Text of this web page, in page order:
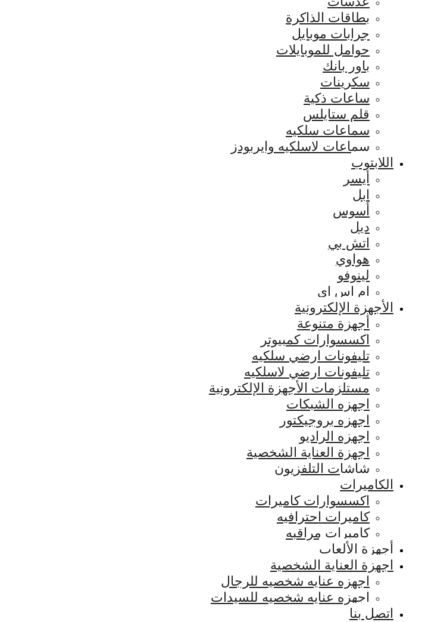
بطاقات الذاكرة
جرابات موبايل
حوامل للموبايلات
باور بانك
سكرينات
ساعات ذكية
قلم ستايلس
سماعات سلكيه
سماعات لاسلكيه وايربودز
اللابتوب
أيسر
ابل
أسوس
ديل
اتش بي
هواوي
لينوفو
ام اس اي
الأجهزة الإلكترونية
أجهزة متنوعة
اكسسوارات كمبيوتر
تليفونات ارضي سلكيه
تليفونات ارضي لاسلكيه
مستلزمات الأجهزة الإلكترونية
اجهزه الشبكات
اجهزه بروجيكتور
اجهزه الراديو
اجهزة العناية الشخصية
شاشات التلفزيون
الكاميرات
اكسسوارات كاميرات
كاميرات احترافيه
كاميرات مراقبه
أجهزة الألعاب
اجهزة العناية الشخصية
اجهزه عنايه شخصيه للرجال
اجهزه عنايه شخصيه للسيدات
اتصل بنا